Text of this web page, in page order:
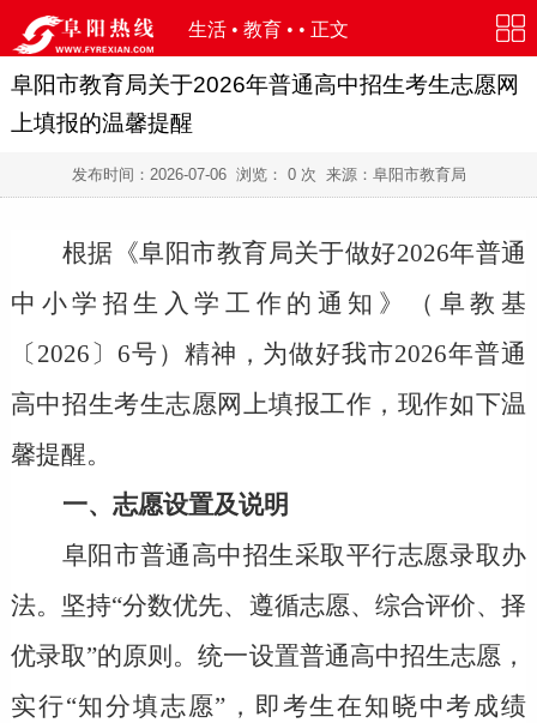
生活 • 教育 • • 正文
阜阳市教育局关于2026年普通高中招生考生志愿网
上填报的温馨提醒
发布时间： 2026-07-06浏览： 0次 来源：阜阳市教育局
根据《阜阳市教育局关于做好2026年普通
中小学招生入学工作的通知》（ 阜教基
〔2026〕6号）精神，为做好我市2026年普通
高中招生考生志愿网上填报工作，现作如下温
馨提醒。
一、志愿设置及说明
阜阳市普通高中招生采取平行志愿录取办
法。坚持“分数优先、 遵循志愿、综合评价、择
优录取”的原则。统一设置普通高中招生志愿，
实行“知分填志愿”，即考生在知晓中考成绩